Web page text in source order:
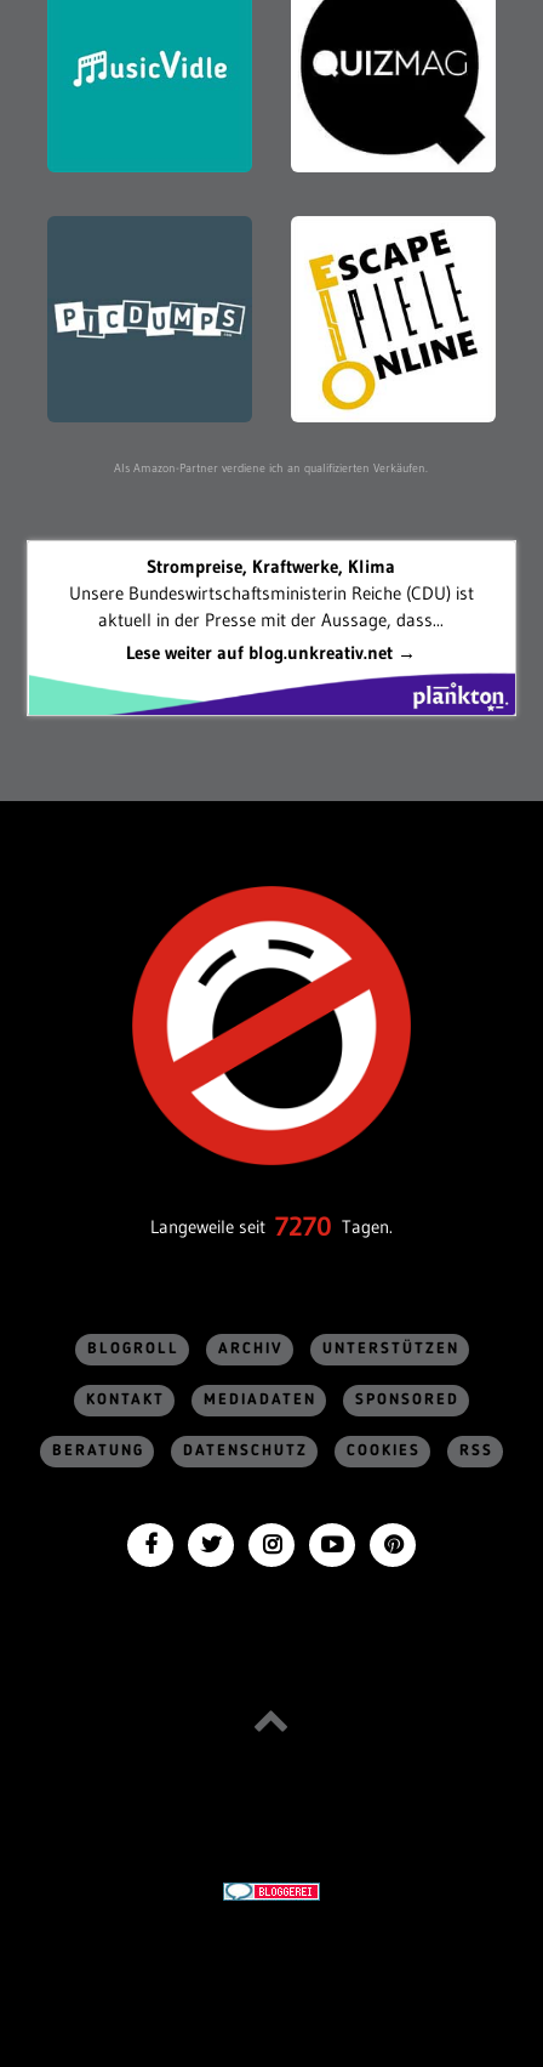
Als Amazon-Partner verdiene ich an qualifizierten Verkäufen.
Strompreise, Kraftwerke, Klima
Unsere Bundeswirtschaftsministerin Reiche (CDU) ist
aktuell in der Presse mit der Aussage, dass...
Lese weiter auf blog.unkreativ.net →
Langeweile seit 7270 Tagen.
BLOGROLL ARCHIV UNTERSTÜTZEN
KONTAKT MEDIADATEN SPONSORED
BERATUNG DATENSCHUTZ COOKIES RSS